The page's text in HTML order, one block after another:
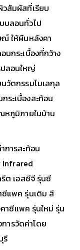
วสัมผัสที่เรียบ
บลอนทั่วไป
ณ์ ให้ผืนหลังคา
นกระเบื้องที่กว้าง
ปลอนใหญ่
วัตกรรมโมเลกุล
ระเบื้องสะท้อน
หภูมิภายในบ้าน
การสะท้อน
Infrared
ต เอสซีจี รุ่นซี
ซีแพค รุ่นเดิม สี
าซีแพค รุ่นใหม่ รุ่น
ารวัดค่าโดย
รี